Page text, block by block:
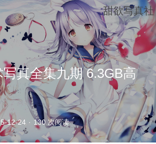
真全集九期 6.3GB高
12-24 · 130 次阅读
甜欲写真社